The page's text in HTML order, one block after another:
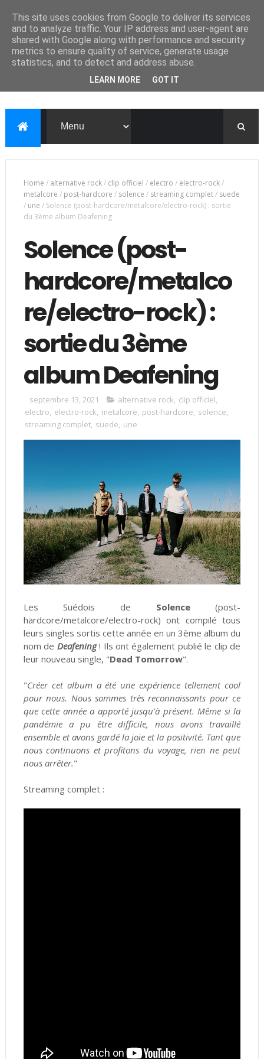
Home / alternative rock/ clip officiel / electro / electro-rock/
metalcore / post-hardcore / solence / streaming complet/ suede
/ une / Solence (post-hardcore/metalcore/electro-rock) : sortie
du 3ème album Deafening
Solence (post-
hardcore/metalco
re/electro-rock) :
sortie du 3ème
album Deafening
septembre 13, 2021 alternative rock, clip officiel,
electro, electro-rock, metalcore, post-hardcore, solence,
streaming complet, suede, une
Les Suédois de Solence(post-
hardcore/metalcore/electro-rock) ont compilé tous
leurs singles sortis cette année en un 3ème album du
nom de Deafening! Ils ont également publié le clip de
leur nouveau single, "Dead Tomorrow".
"Créer cet album a été une expérience tellement cool
pour nous. Nous sommes très reconnaissants pour ce
que cette année a apporté jusqu'à présent. Même si la
pandémie a pu être difficile, nous avons travaillé
ensemble et avons gardé la joie et la positivité. Tant que
nous continuons et profitons du voyage, rien ne peut
nous arrêter."
Streaming complet :
This site uses cookies from Google to deliver its services
and to analyze traffic. Your IP address and user-agent are
shared with Google along with performance and security
metrics to ensure quality of service, generate usage
statistics, and to detect and address abuse.
LEARN MORE GOT IT